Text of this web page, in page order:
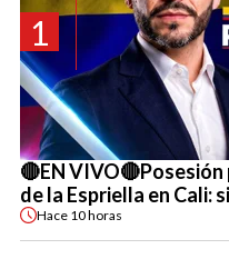
1
🔴EN
de la Espriella en Cali:
Hace 10 horas